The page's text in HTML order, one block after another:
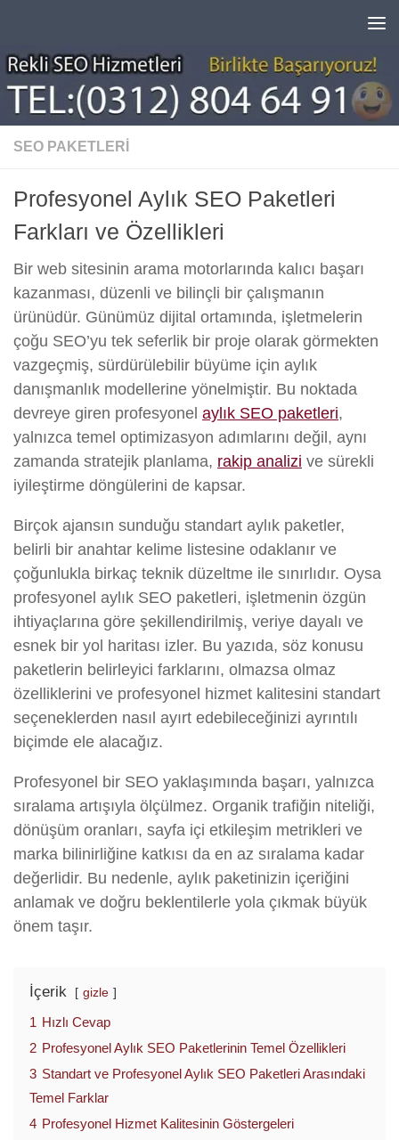
SEO PAKETLERI
Profesyonel Aylık SEO Paketleri
Farkları ve Özellikleri
Bir web sitesinin arama motorlarında kalıcı başarı
kazanması, düzenli ve bilinçli bir çalışmanın
ürünüdür. Günümüz dijital ortamında, işletmelerin
çoğu SEO’yu tek seferlik bir proje olarak görmekten
vazgeçmiş, sürdürülebilir büyüme için aylık
danışmanlık modellerine yönelmiştir. Bu noktada
devreye giren profesyonel aylık SEO paketleri,
yalnızca temel optimizasyon adımlarını değil, aynı
zamanda stratejik planlama, rakip analizi ve sürekli
iyileştirme döngülerini de kapsar.
Birçok ajansın sunduğu standart aylık paketler,
belirli bir anahtar kelime listesine odaklanır ve
çoğunlukla birkaç teknik düzeltme ile sınırlıdır. Oysa
profesyonel aylık SEO paketleri, işletmenin özgün
ihtiyaçlarına göre şekillendirilmiş, veriye dayalı ve
esnek bir yol haritası izler. Bu yazıda, söz konusu
paketlerin belirleyici farklarını, olmazsa olmaz
özelliklerini ve profesyonel hizmet kalitesini standart
seçeneklerden nasıl ayırt edebileceğinizi ayrıntılı
biçimde ele alacağız.
Profesyonel bir SEO yaklaşımında başarı, yalnızca
sıralama artışıyla ölçülmez. Organik trafiğin niteliği,
dönüşüm oranları, sayfa içi etkileşim metrikleri ve
marka bilinirliğine katkısı da en az sıralama kadar
değerlidir. Bu nedenle, aylık paketinizin içeriğini
anlamak ve doğru beklentilerle yola çıkmak büyük
önem taşır.
İçerik gizle
1 Hızlı Cevap
2 Profesyonel Aylık SEO Paketlerinin Temel Özellikleri
3 Standart ve Profesyonel Aylık SEO Paketleri Arasındaki
Temel Farklar
4 Profesyonel Hizmet Kalitesinin Göstergeleri